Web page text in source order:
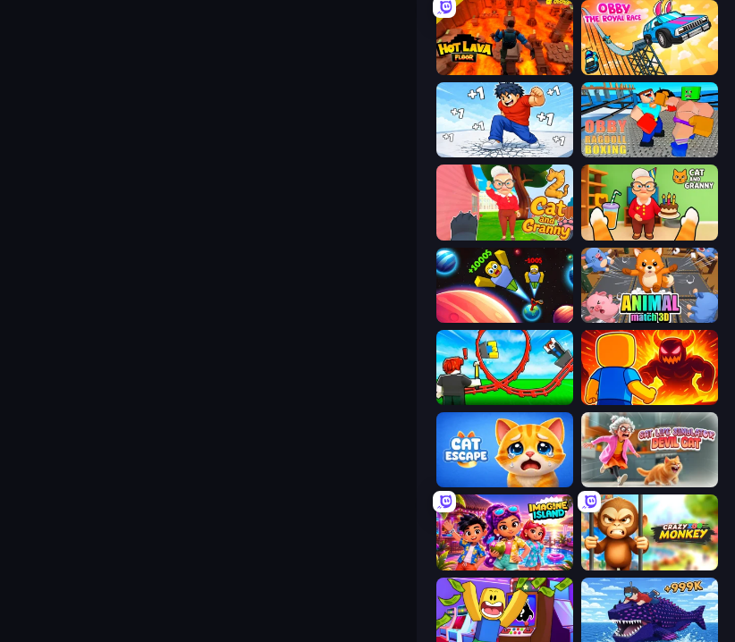
Hot Lava Floor Obby: The Royal Race
Break a Skyscraper Obby: Ragdoll Boxing
Cat and Granny 2 Cat and Granny
Obby: +1 to Spaceflight Altitude Animal Match 3D
Build a Rollercoaster: Simulator Obby: Legendary Dragon
Cat Escape Cat Life Simulator: Devil Cat
Imagine Island Crazy Zoo Monkey